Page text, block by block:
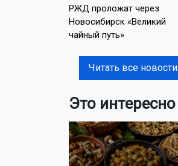
РЖД проложат через
Новосибирск «Великий
чайный путь»
Читать все новости
Это интересно